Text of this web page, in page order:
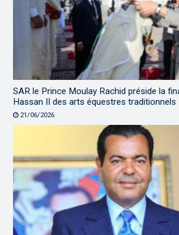
SAR le Prince Moulay Rachid préside la
Hassan II des arts équestres traditionnels
21/06/2026